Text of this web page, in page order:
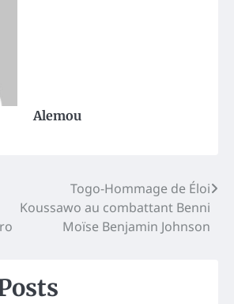
Alemou
Togo-Hommage de Éloi
Koussawo au combattant Benni
Moïse Benjamin Johnson